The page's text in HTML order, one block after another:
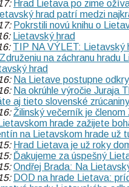
Hrad Lietava po zime
hrad patrí medzi
Pokrstili novú knihu o
Lietavský hrad
TIP NA VÝLET: Lietavský
Združeniu na záchranu hradu
hrad
Na Lietave postupne
Na okrúhle výročie Juraja
aj tieto slovenské
Žilinský večerník je
hrade zažijete
na Lietavskom hrade už
Hrad Lietava je už roky
Ďakujeme za úspešný
Ondřej Brada: Na
DOD na hrade Lietava: